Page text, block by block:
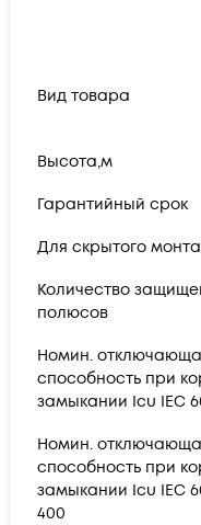
Вид товара
Высота,м
Гарантийный срок
Для скрытого
Количество
полюсов
Номин.
способность при
замыкании Icu IEC
Номин.
способность при
замыкании Icu IEC
400